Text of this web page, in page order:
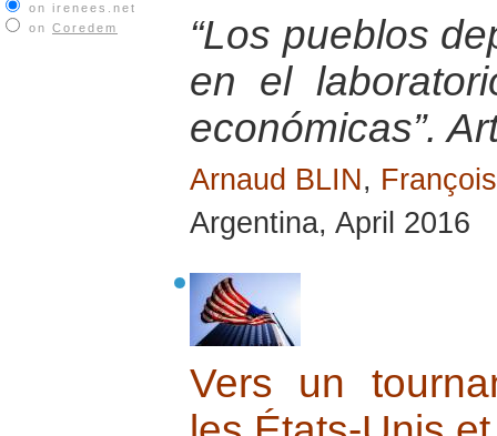
on irenees.net
on Coredem
“Los pueblos
en el
económicas”.
Arnaud BLIN,
Argentina, April 2016
Vers un